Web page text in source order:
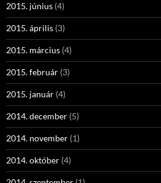
2015. június (4)
2015. április (3)
2015. március (4)
2015. február (3)
2015. január (4)
2014. december (5)
2014. november (1)
2014. október (4)